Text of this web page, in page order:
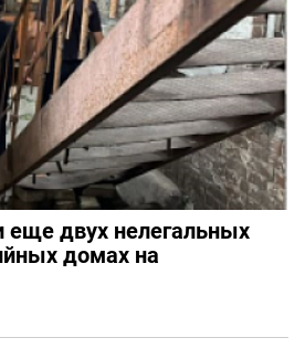
еще двух нелегальных
домах на